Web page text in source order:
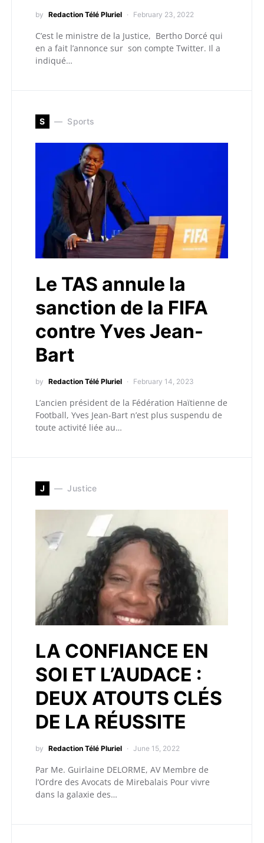
by Redaction Télé Pluriel February 23, 2022
C’est le ministre de la Justice, Bertho Dorcé qui
en a fait l’annonce sur son compte Twitter. Il a
indiqué…
S Sports
Le TAS annule la
sanction de la FIFA
contre Yves Jean-
Bart
by Redaction Télé Pluriel February 14, 2023
L’ancien président de la Fédération Haïtienne de
Football, Yves Jean-Bart n’est plus suspendu de
toute activité liée au…
J Justice
LA CONFIANCE EN
SOI ET L’AUDACE :
DEUX ATOUTS CLÉS
DE LA RÉUSSITE
by Redaction Télé Pluriel June 15, 2022
Par Me. Guirlaine DELORME, AV Membre de
l’Ordre des Avocats de Mirebalais Pour vivre
dans la galaxie des…